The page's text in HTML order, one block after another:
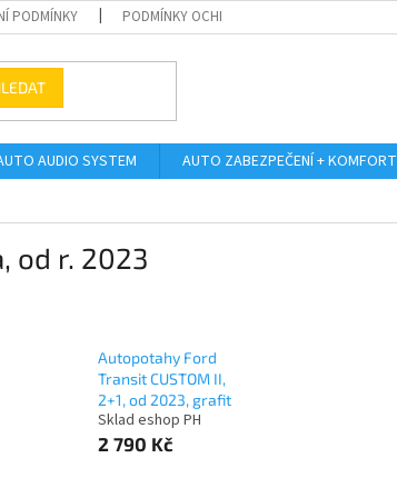
PODMÍNKY PODMÍNKY OCHRANY OSOBNÍCH ÚDAJŮ
AUDIO SYSTEM AUTO ZABEZPEČENÍ + KOMFORT
od r. 2023
Autopotahy Ford
Transit CUSTOM II,
2+1, od 2023, grafit
Sklad eshop PH
2 790 Kč